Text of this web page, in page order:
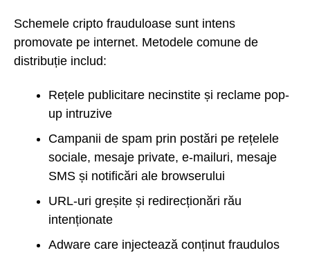
Schemele cripto frauduloase sunt intens
promovate pe internet. Metodele comune de
distribuție includ:
Rețele publicitare necinstite și reclame pop-
up intruzive
Campanii de spam prin postări pe rețelele
sociale, mesaje private, e-mailuri, mesaje
SMS și notificări ale browserului
URL-uri greșite și redirecționări rău
intenționate
Adware care injectează conținut fraudulos